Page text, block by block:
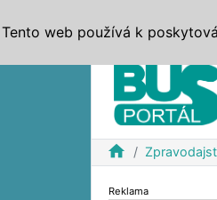
home
Reklama
Tento web používá k